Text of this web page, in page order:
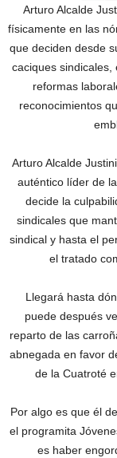
Arturo Alcalde
físicamente en las
que deciden desde
caciques
reformas
reconocimientos
Arturo Alcalde
auténtico líder de
decide la
sindicales que
sindical y hasta el
el tratado
Llegará hasta
puede después
reparto de las
abnegada en favor
de la Cuatroté
Por algo es que él
el programita
es haber